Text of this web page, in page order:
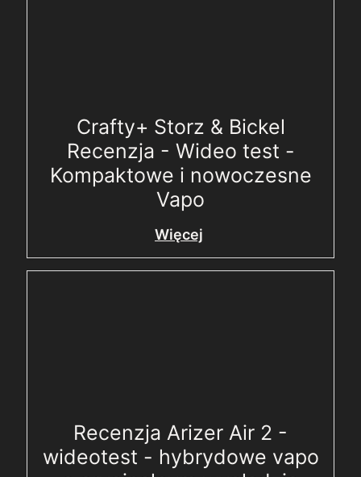
Crafty+ Storz & Bickel
Recenzja - Wideo test -
Kompaktowe i nowoczesne
Vapo
Więcej
Recenzja Arizer Air 2 -
wideotest - hybrydowe vapo